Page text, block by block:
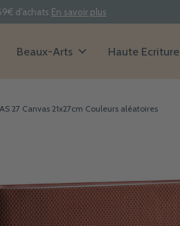
d'achats En savoir plus
Beaux-Arts Haute Ecriture
27 Canvas 21x27cm Couleurs aléatoires